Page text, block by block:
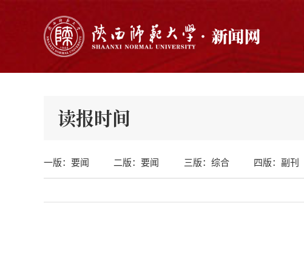
读报时间
一版：要闻 二版：要闻 三版：综合 四版：副刊